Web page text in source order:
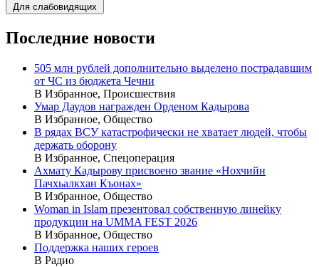
Для слабовидящих
Последние новости
505 млн рублей дополнительно выделено пострадавшим
от ЧС из бюджета Чечни
В Избранное, Происшествия
Умар Даудов награжден Орденом Кадырова
В Избранное, Общество
В рядах ВСУ катастрофически не хватает людей, чтобы
держать оборону
В Избранное, Спецоперация
Ахмату Кадырову присвоено звание «Нохчийн
Пачхьалкхан Къонах»
В Избранное, Общество
Woman in Islam презентовал собственную линейку
продукции на UMMA FEST 2026
В Избранное, Общество
Поддержка наших героев
В Радио